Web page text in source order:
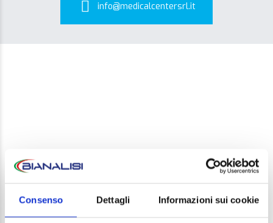
Consenso Dettagli Informazioni sui cookie
info@medicalcentersrl.it
LEAVE A REPLY
Your email address will not be published. Required